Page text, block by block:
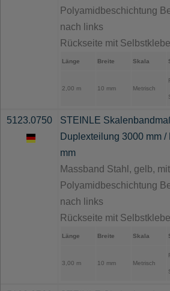
Polyamidbeschichtung
nach links
Rückseite mit
Länge Breite Skala
2,00 m 10 mm Metrisch
5123.0750
STEINLE
Duplexteilung 3000 mm /
mm
Massband Stahl, gelb, mit
Polyamidbeschichtung
nach links
Rückseite mit
Länge Breite Skala
3,00 m 10 mm Metrisch